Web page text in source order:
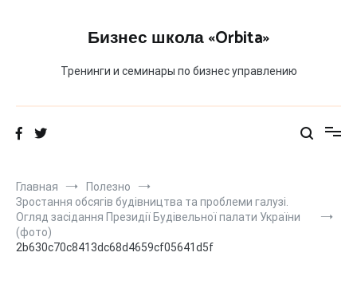
Бизнес школа «Orbita»
Тренинги и семинары по бизнес управлению
Главная
Полезно
Зростання обсягів будівництва та проблеми галузі.
Огляд засідання Президії Будівельної палати України
(фото)
2b630c70c8413dc68d4659cf05641d5f